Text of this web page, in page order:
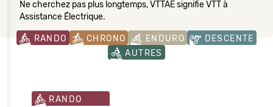
Ne cherchez pas plus longtemps, VTTAE signifie VTT à
Assistance Électrique.
RANDO CHRONO ENDURO
DESCENTE
AUTRES
RANDO